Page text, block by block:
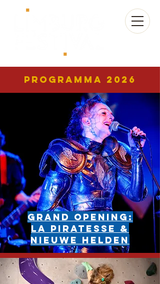
programma 2026
Grand opening:
La Piratesse &
Nieuwe Helden